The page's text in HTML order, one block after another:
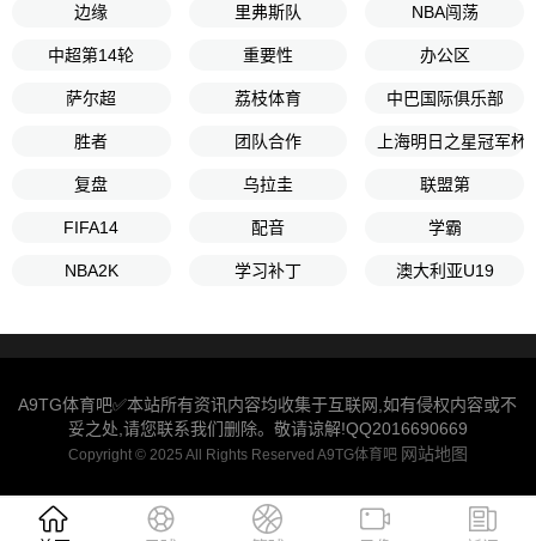
边缘 里弗斯队 NBA闯荡
中超第14轮 重要性 办公区
萨尔超 荔枝体育 中巴国际俱乐部
胜者 团队合作 上海明日之星冠军杯
复盘 乌拉圭 联盟第
FIFA14 配音 学霸
NBA2K 学习补丁 澳大利亚U19
A9TG体育吧✅本站所有资讯内容均收集于互联网,如有侵权内容或不
妥之处,请您联系我们删除。敬请谅解!QQ2016690669
Copyright © 2025 All Rights Reserved A9TG体育吧 网站地图